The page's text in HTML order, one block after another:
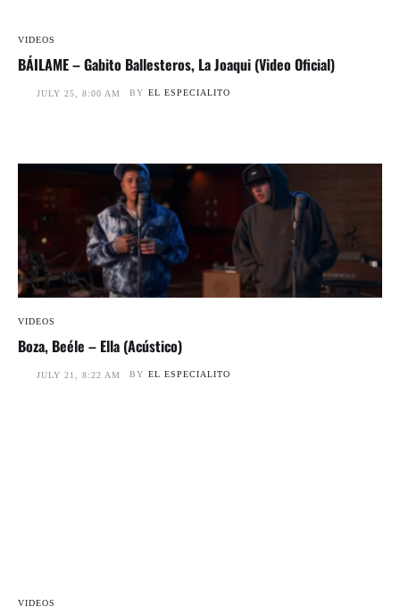
VIDEOS
BÁILAME – Gabito Ballesteros, La Joaqui (Video Oficial)
JULY 25, 8:00 AM BY EL ESPECIALITO
VIDEOS
Boza, Beéle – Ella (Acústico)
JULY 21, 8:22 AM BY EL ESPECIALITO
VIDEOS